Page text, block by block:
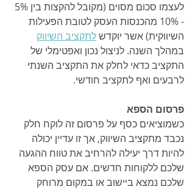
- 10% מהכנסות העסק לטובת הפעילות
השיווקית) אשר יוקדש לתקציב השיווק
במהלך השנה. לניצול נכון ואפטימלי של
התקציב כדאי לחלק את התקציב השנתי
לרבעים ואף לתקציב חודשי.
פרסום הספא
כשמוציאים כסף על פרסום זה לוקח חלק
נכבד מתקציב השיווק, אך זו עדיין יכולה
להיות דרך יעילה להרחיב את טווח ההגעה
שלכם ללקוחות חדשים. אם עסק הספא
שלכם נמצא ביישוב או במקום מרוחק